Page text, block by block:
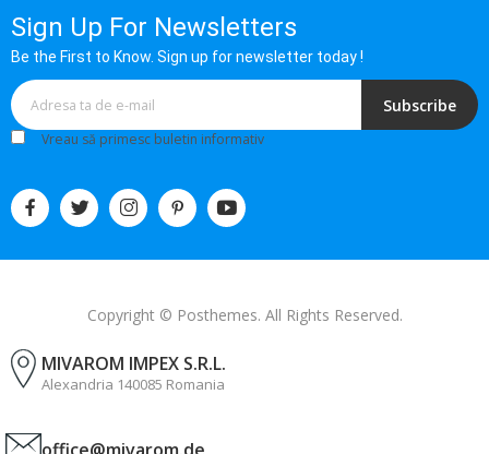
Sign Up For Newsletters
Be the First to Know. Sign up for newsletter today !
Subscribe
Vreau să primesc buletin informativ
Copyright © Posthemes. All Rights Reserved.
MIVAROM IMPEX S.R.L.
Alexandria 140085 Romania